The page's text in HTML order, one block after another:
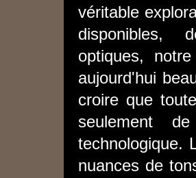
véritable
disponibles,
optiques,
aujourd'hui
croire que
seulement
technologique.
nuances de